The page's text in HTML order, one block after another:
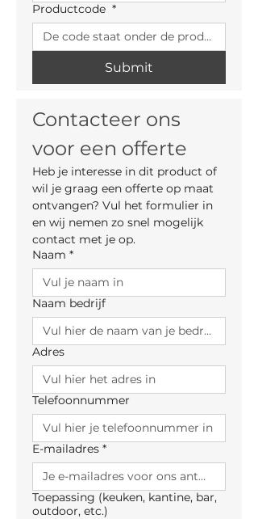
Productcode *
Submit
Contacteer ons
voor een offerte
Heb je interesse in dit product of
wil je graag een offerte op maat
ontvangen? Vul het formulier in
en wij nemen zo snel mogelijk
contact met je op.
Naam *
Naam bedrijf
Adres
Telefoonnummer
E-mailadres *
Toepassing (keuken, kantine, bar,
outdoor, etc.)